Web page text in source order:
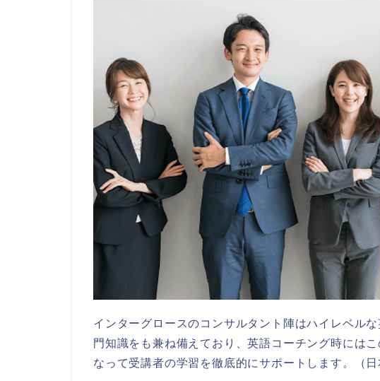
インターグロースのコンサルタント陣はハイレベル
門知識をも兼ね備えており、英語コーチング時には
なって受講者の学習を徹底的にサポートします。（日